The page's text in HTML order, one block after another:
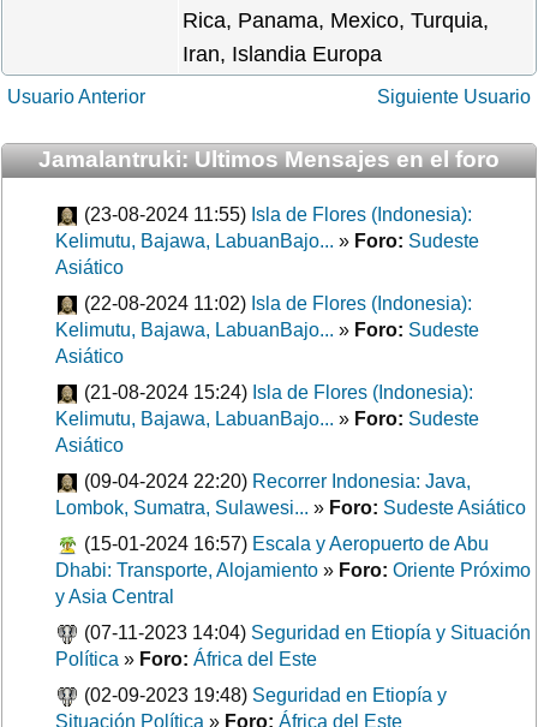
Rica, Panama, Mexico, Turquia,
Iran, Islandia Europa
Usuario Anterior Siguiente Usuario
Jamalantruki: Ultimos Mensajes en el foro
(23-08-2024 11:55) Isla de Flores (Indonesia):
Kelimutu, Bajawa, LabuanBajo... » Foro: Sudeste
Asiático
(22-08-2024 11:02) Isla de Flores (Indonesia):
Kelimutu, Bajawa, LabuanBajo... » Foro: Sudeste
Asiático
(21-08-2024 15:24) Isla de Flores (Indonesia):
Kelimutu, Bajawa, LabuanBajo... » Foro: Sudeste
Asiático
(09-04-2024 22:20) Recorrer Indonesia: Java,
Lombok, Sumatra, Sulawesi... » Foro: Sudeste Asiático
(15-01-2024 16:57) Escala y Aeropuerto de Abu
Dhabi: Transporte, Alojamiento » Foro: Oriente Próximo
y Asia Central
(07-11-2023 14:04) Seguridad en Etiopía y Situación
Política » Foro: África del Este
(02-09-2023 19:48) Seguridad en Etiopía y
Situación Política » Foro: África del Este